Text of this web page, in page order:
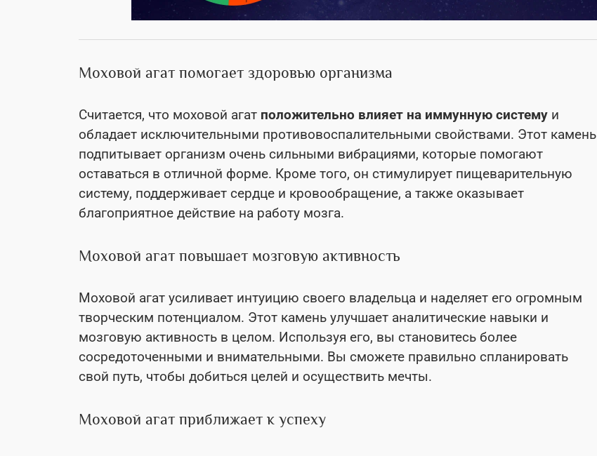
Моховой агат помогает здоровью организма
Считается, что моховой агат положительно влияет на иммунную систему и
обладает исключительными противовоспалительными свойствами. Этот камень
подпитывает организм очень сильными вибрациями, которые помогают
оставаться в отличной форме. Кроме того, он стимулирует пищеварительную
систему, поддерживает сердце и кровообращение, а также оказывает
благоприятное действие на работу мозга.
Моховой агат повышает мозговую активность
Моховой агат усиливает интуицию своего владельца и наделяет его огромным
творческим потенциалом. Этот камень улучшает аналитические навыки и
мозговую активность в целом. Используя его, вы становитесь более
сосредоточенными и внимательными. Вы сможете правильно спланировать
свой путь, чтобы добиться целей и осуществить мечты.
Моховой агат приближает к успеху